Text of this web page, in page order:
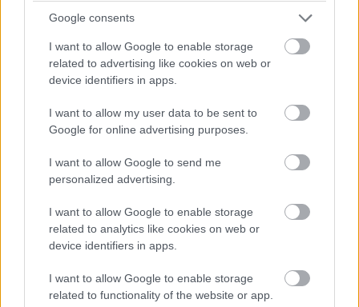
Google consents
I want to allow Google to enable storage
related to advertising like cookies on web or
device identifiers in apps.
I want to allow my user data to be sent to
Google for online advertising purposes.
I want to allow Google to send me
personalized advertising.
I want to allow Google to enable storage
related to analytics like cookies on web or
device identifiers in apps.
I want to allow Google to enable storage
related to functionality of the website or app.